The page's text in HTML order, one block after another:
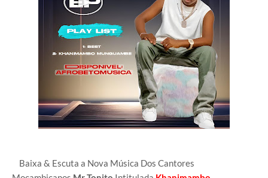
Baixa & Escuta a Nova Música Dos Cantores